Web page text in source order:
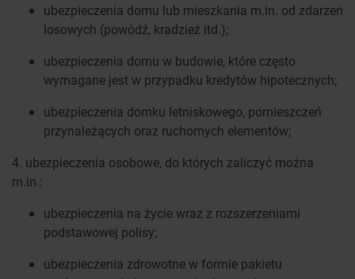
ubezpieczenia domu lub mieszkania m.in. od zdarzeń
losowych (powódź, kradzież itd.);
ubezpieczenia domu w budowie, które często
wymagane jest w przypadku kredytów hipotecznych;
ubezpieczenia domku letniskowego, pomieszczeń
przynależących oraz ruchomych elementów;
4. ubezpieczenia osobowe, do których zaliczyć można
m.in.:
ubezpieczenia na życie wraz z rozszerzeniami
podstawowej polisy;
ubezpieczenia zdrowotne w formie pakietu